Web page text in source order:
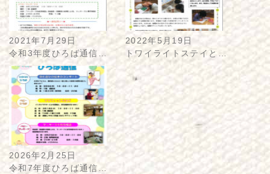
2021年7月29日
令和3年度ひろば通信…
2022年5月19日
トワイライトステイと…
2026年2月25日
令和7年度ひろば通信…